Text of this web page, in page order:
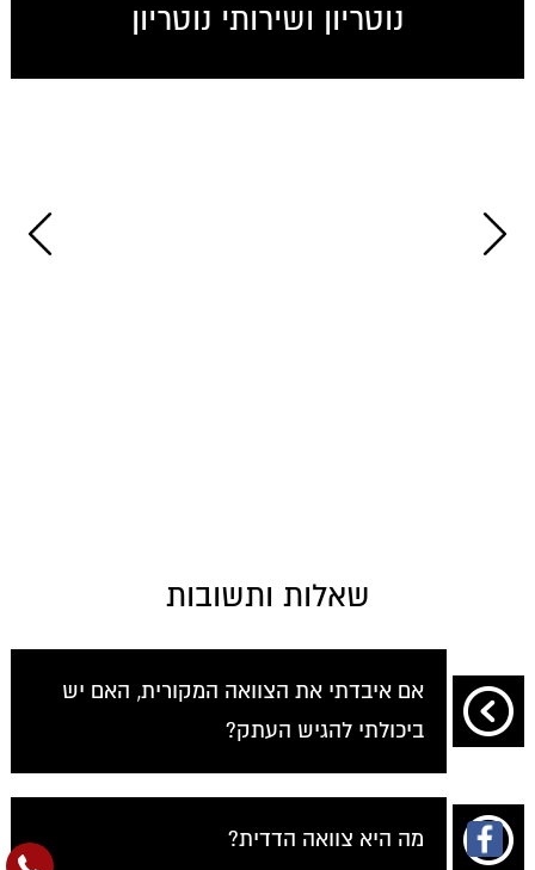
נוטריון ושירותי נוטריון
שאלות ותשובות
אם איבדתי את הצוואה המקורית, האם יש
ביכולתי להגיש העתק?
מה היא צוואה הדדית?